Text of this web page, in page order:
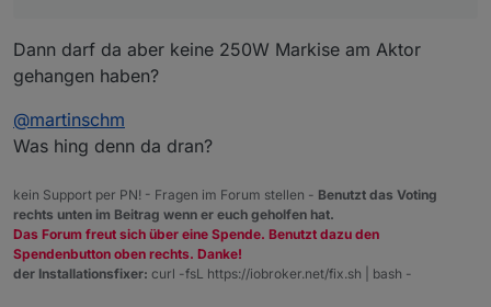
Dann darf da aber keine 250W Markise am Aktor
gehangen haben?
@martinschm
Was hing denn da dran?
kein Support per PN! - Fragen im Forum stellen - Benutzt das Voting
rechts unten im Beitrag wenn er euch geholfen hat.
Das Forum freut sich über eine Spende. Benutzt dazu den
Spendenbutton oben rechts. Danke!
der Installationsfixer: curl -fsL https://iobroker.net/fix.sh | bash -